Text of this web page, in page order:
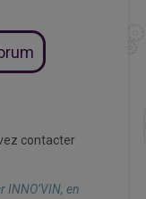
contacter
INNO’VIN, en